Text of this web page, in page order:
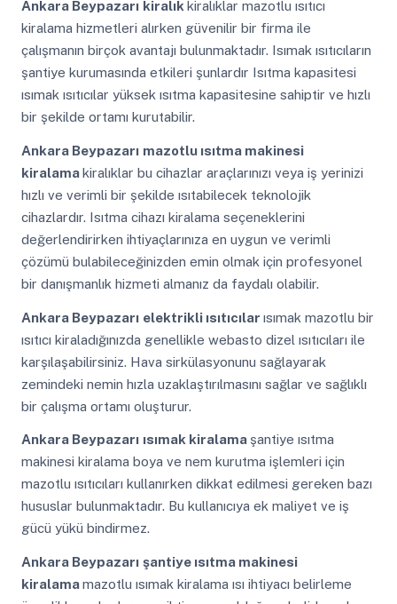
Ankara Beypazarı kiralık kiralıklar mazotlu ısıtıcı
kiralama hizmetleri alırken güvenilir bir firma ile
çalışmanın birçok avantajı bulunmaktadır. Isımak ısıtıcıların
şantiye kurumasında etkileri şunlardır Isıtma kapasitesi
ısımak ısıtıcılar yüksek ısıtma kapasitesine sahiptir ve hızlı
bir şekilde ortamı kurutabilir.
Ankara Beypazarı mazotlu ısıtma makinesi
kiralamakiralıklar bu cihazlar araçlarınızı veya iş yerinizi
hızlı ve verimli bir şekilde ısıtabilecek teknolojik
cihazlardır. Isıtma cihazı kiralama seçeneklerini
değerlendirirken ihtiyaçlarınıza en uygun ve verimli
çözümü bulabileceğinizden emin olmak için profesyonel
bir danışmanlık hizmeti almanız da faydalı olabilir.
Ankara Beypazarı elektrikli ısıtıcılar ısımak mazotlu bir
ısıtıcı kiraladığınızda genellikle webasto dizel ısıtıcıları ile
karşılaşabilirsiniz. Hava sirkülasyonunu sağlayarak
zemindeki nemin hızla uzaklaştırılmasını sağlar ve sağlıklı
bir çalışma ortamı oluşturur.
Ankara Beypazarı ısımak kiralama şantiye ısıtma
makinesi kiralama boya ve nem kurutma işlemleri için
mazotlu ısıtıcıları kullanırken dikkat edilmesi gereken bazı
hususlar bulunmaktadır. Bu kullanıcıya ek maliyet ve iş
gücü yükü bindirmez.
Ankara Beypazarı şantiye ısıtma makinesi
kiralamamazotlu ısımak kiralama ısı ihtiyacı belirleme